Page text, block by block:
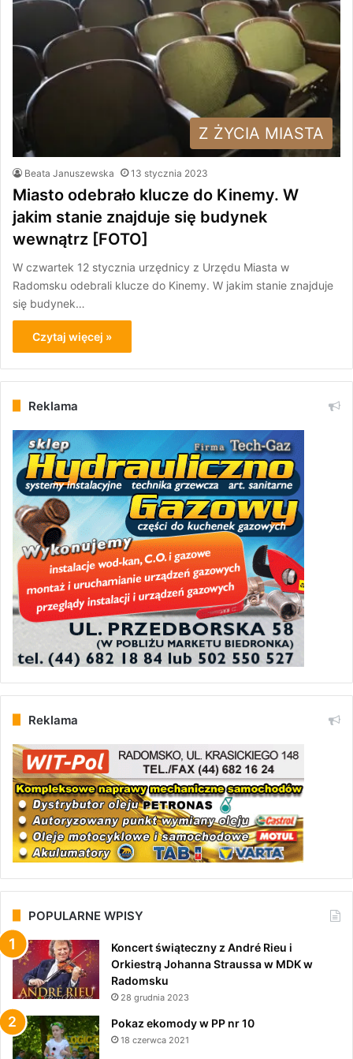
Z ŻYCIA MIASTA
Beata Januszewska 13 stycznia 2023
Miasto odebrało klucze do Kinemy. W
jakim stanie znajduje się budynek
wewnątrz [FOTO]
W czwartek 12 stycznia urzędnicy z Urzędu Miasta w
Radomsku odebrali klucze do Kinemy. W jakim stanie znajduje
się budynek…
Czytaj więcej »
Reklama
Reklama
POPULARNE WPISY
Koncert świąteczny z André Rieu i
Orkiestrą Johanna Straussa w MDK w
Radomsku
28 grudnia 2023
Pokaz ekomody w PP nr 10
18 czerwca 2021